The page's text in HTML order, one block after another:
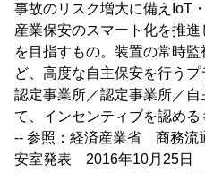
事故のリスク増大に備えIoT
産業保安のスマート化を推
を目指すもの。装置の常時
ど、高度な自主保安を行う
認定事業所／認定事業所／
て、インセンティブを認める
-- 参照：経済産業省 商務
安室発表 2016年10月25日